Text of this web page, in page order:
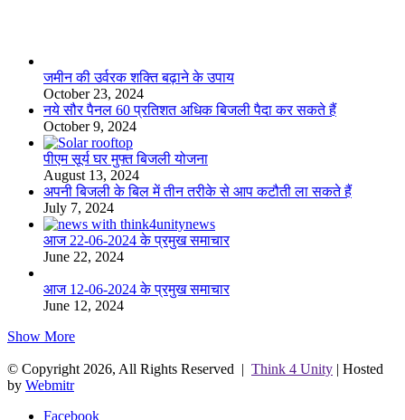
जमीन की उर्वरक शक्ति बढ़ाने के उपाय
October 23, 2024
नये सौर पैनल 60 प्रतिशत अधिक बिजली पैदा कर सकते हैं
October 9, 2024
पीएम सूर्य घर मुफ्त बिजली योजना
August 13, 2024
अपनी बिजली के बिल में तीन तरीके से आप कटौती ला सकते हैं
July 7, 2024
आज 22-06-2024 के प्रमुख समाचार
June 22, 2024
आज 12-06-2024 के प्रमुख समाचार
June 12, 2024
Show More
© Copyright 2026, All Rights Reserved | Think 4 Unity | Hosted
by Webmitr
Facebook